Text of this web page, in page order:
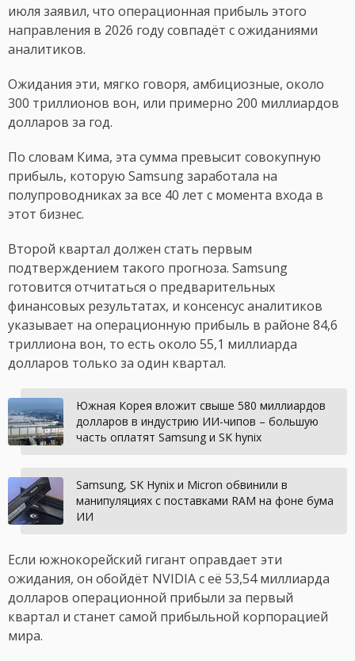
июля заявил, что операционная прибыль этого
направления в 2026 году совпадёт с ожиданиями
аналитиков.
Ожидания эти, мягко говоря, амбициозные, около
300 триллионов вон, или примерно 200 миллиардов
долларов за год.
По словам Кима, эта сумма превысит совокупную
прибыль, которую Samsung заработала на
полупроводниках за все 40 лет с момента входа в
этот бизнес.
Второй квартал должен стать первым
подтверждением такого прогноза. Samsung
готовится отчитаться о предварительных
финансовых результатах, и консенсус аналитиков
указывает на операционную прибыль в районе 84,6
триллиона вон, то есть около 55,1 миллиарда
долларов только за один квартал.
Южная Корея вложит свыше 580 миллиардов
долларов в индустрию ИИ-чипов – большую
часть оплатят Samsung и SK hynix
Samsung, SK Hynix и Micron обвинили в
манипуляциях с поставками RAM на фоне бума
ИИ
Если южнокорейский гигант оправдает эти
ожидания, он обойдёт NVIDIA с её 53,54 миллиарда
долларов операционной прибыли за первый
квартал и станет самой прибыльной корпорацией
мира.